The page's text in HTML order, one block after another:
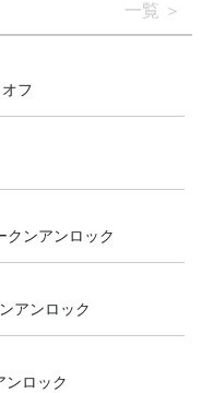
一覧
フ
クンアンロック
アンロック
ンロック